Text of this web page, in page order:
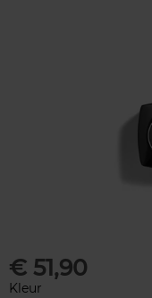
€ 51,90
Kleur